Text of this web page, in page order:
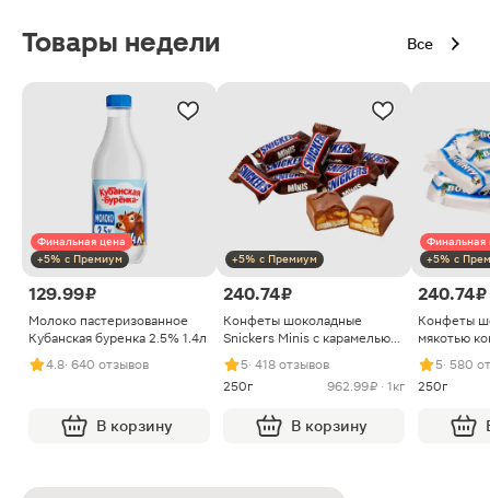
Товары недели Все
Финальная цена
+5% с Премиум
129.99 ₽
Молоко пастеризованное
Кубанская буренка 2.5% 1.4л
4.8· 640 отзывов
В корзину
+5% с Премиум
240.74 ₽
Конфеты шоколадные
Snickers Minis с карамелью
арахисом и нугой
5· 418 отзывов
250г
962.99 ₽ · 1кг
В корзину
Финальная
+5% с
240.74 ₽
Конфеты
мякотью
5· 580
250г